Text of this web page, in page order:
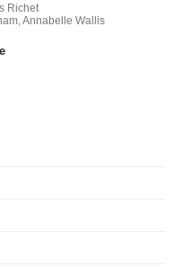
Richet
Annabelle Wallis